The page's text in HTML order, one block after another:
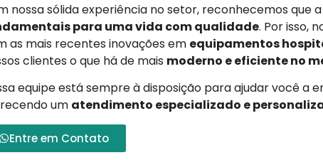
nossa sólida experiência no setor, reconhecemos que
para uma vida com qualidade. Por isso,
as mais recentes inovações em equipamentos
clientes o que há de mais moderno e eficiente no
equipe está sempre à disposição para ajudar você a
um atendimento especializado e
Entre em Contato